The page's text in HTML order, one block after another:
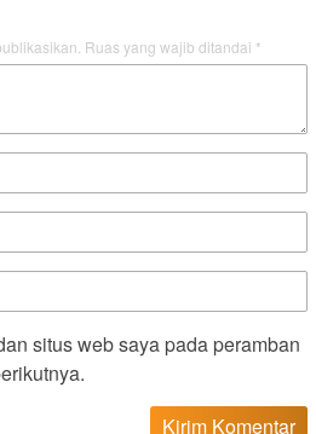
Ruas yang wajib ditandai *
situs web saya pada peramban